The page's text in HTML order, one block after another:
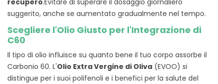
recupero.Evitare di superare il dosaggio giornaliero
suggerito, anche se aumentato gradualmente nel tempo.
Scegliere l'Olio Giusto per l'Integrazione di
C60
Il tipo di olio influisce su quanto bene il tuo corpo assorbe il
Carbonio 60. L'Olio Extra Vergine di Oliva (EVOO) si
distingue per i suoi polifenoli e i benefici per la salute del